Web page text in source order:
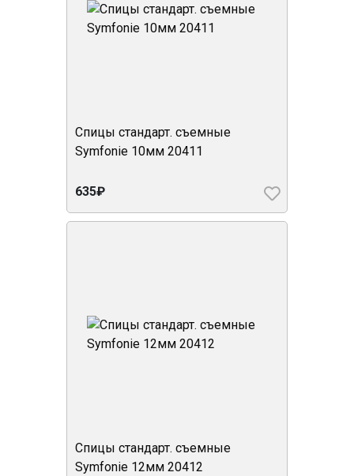
Спицы стандарт. съемные
Symfonie 10мм 20411
635₽
Спицы стандарт. съемные
Symfonie 12мм 20412